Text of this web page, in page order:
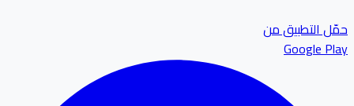
التطبيق من
Google